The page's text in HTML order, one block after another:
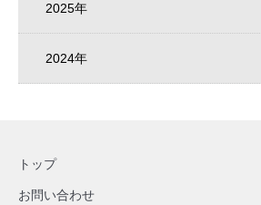
2025年
2024年
トップ
お問い合わせ